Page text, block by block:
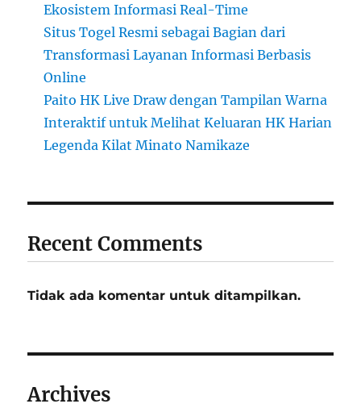
Ekosistem Informasi Real-Time
Situs Togel Resmi sebagai Bagian dari
Transformasi Layanan Informasi Berbasis
Online
Paito HK Live Draw dengan Tampilan Warna
Interaktif untuk Melihat Keluaran HK Harian
Legenda Kilat Minato Namikaze
Recent Comments
Tidak ada komentar untuk ditampilkan.
Archives